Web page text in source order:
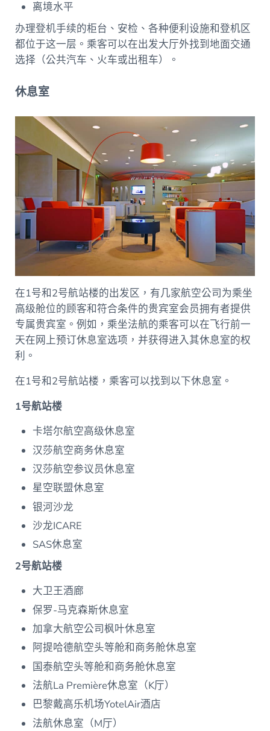
离境水平
办理登机手续的柜台、安检、各种便利设施和登机区
都位于这一层。乘客可以在出发大厅外找到地面交通
选择（公共汽车、火车或出租车）。
休息室
在1号和2号航站楼的出发区，有几家航空公司为乘坐
高级舱位的顾客和符合条件的贵宾室会员拥有者提供
专属贵宾室。例如，乘坐法航的乘客可以在飞行前一
天在网上预订休息室选项，并获得进入其休息室的权
利。
在1号和2号航站楼，乘客可以找到以下休息室。
1号航站楼
卡塔尔航空高级休息室
汉莎航空商务休息室
汉莎航空参议员休息室
星空联盟休息室
银河沙龙
沙龙ICARE
SAS休息室
2号航站楼
大卫王酒廊
保罗-马克森斯休息室
加拿大航空公司枫叶休息室
阿提哈德航空头等舱和商务舱休息室
国泰航空头等舱和商务舱休息室
法航La Première休息室（K厅）
巴黎戴高乐机场YotelAir酒店
法航休息室（M厅）